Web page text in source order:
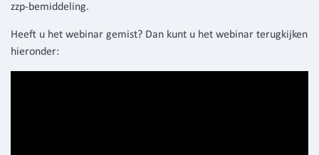
zzp-bemiddeling.
Heeft u het webinar gemist? Dan kunt u het webinar terugkijken
hieronder: